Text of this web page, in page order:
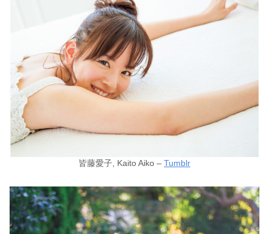
皆藤愛子, Kaito Aiko – Tumblr